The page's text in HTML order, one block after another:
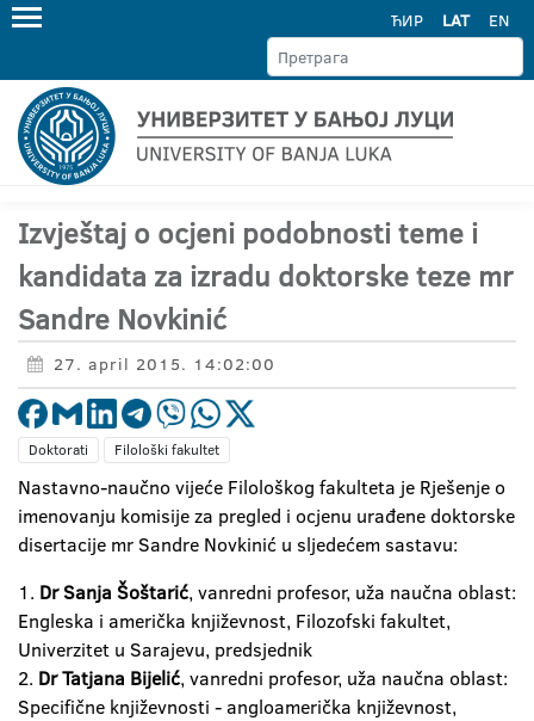
ЋИР LAT EN
Izvještaj o ocjeni podobnosti teme i
kandidata za izradu doktorske teze mr
Sandre Novkinić
27. april 2015. 14:02:00
Doktorati Filološki fakultet
Nastavno-naučno vijeće Filološkog fakulteta je Rješenje o
imenovanju komisije za pregled i ocjenu urađene doktorske
disertacije mr Sandre Novkinić u sljedećem sastavu:
1. Dr Sanja Šoštarić, vanredni profesor, uža naučna oblast:
Engleska i američka književnost, Filozofski fakultet,
Univerzitet u Sarajevu, predsjednik
2. Dr Tatjana Bijelić, vanredni profesor, uža naučna oblast:
Specifične književnosti - angloamerička književnost,